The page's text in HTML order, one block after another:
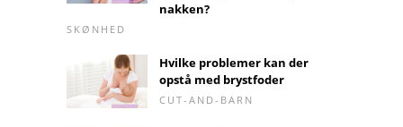
nakken?
SKØNHED
Hvilke problemer kan der
opstå med brystfoder
CUT-AND-BARN